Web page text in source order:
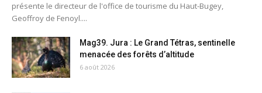
présente le directeur de l'office de tourisme du Haut-Bugey,
Geoffroy de Fenoyl....
Mag39. Jura : Le Grand Tétras, sentinelle
menacée des forêts d’altitude
6 août 2026